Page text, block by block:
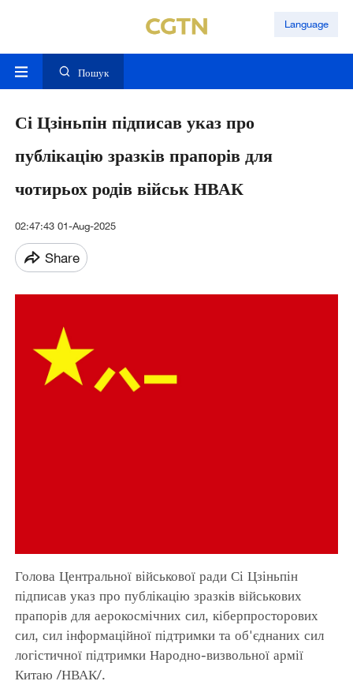
Language
Пошук
Сі Цзіньпін підписав указ про
публікацію зразків прапорів для
чотирьох родів військ НВАК
02:47:43 01-Aug-2025
Share
Голова Центральної військової ради Сі Цзіньпін
підписав указ про публікацію зразків військових
прапорів для аерокосмічних сил, кіберпросторових
сил, сил інформаційної підтримки та об'єднаних сил
логістичної підтримки Народно-визвольної армії
Китаю /НВАК/.